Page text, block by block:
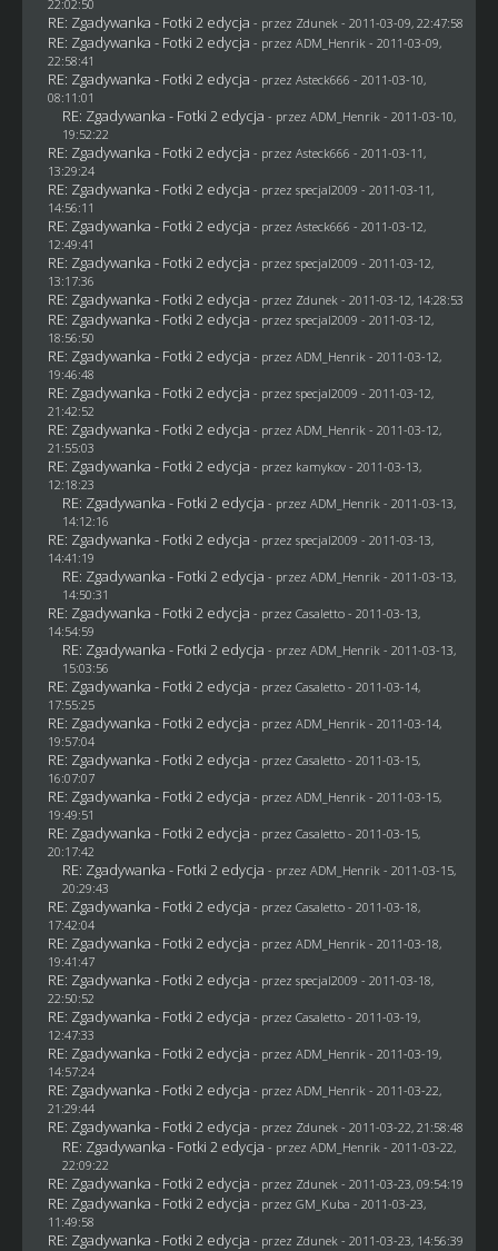
22:02:50
RE: Zgadywanka - Fotki 2 edycja - przez Zdunek - 2011-03-09, 22:47:58
RE: Zgadywanka - Fotki 2 edycja - przez ADM_Henrik - 2011-03-09,
22:58:41
RE: Zgadywanka - Fotki 2 edycja - przez Asteck666 - 2011-03-10,
08:11:01
RE: Zgadywanka - Fotki 2 edycja - przez ADM_Henrik - 2011-03-10,
19:52:22
RE: Zgadywanka - Fotki 2 edycja - przez Asteck666 - 2011-03-11,
13:29:24
RE: Zgadywanka - Fotki 2 edycja - przez specjal2009 - 2011-03-11,
14:56:11
RE: Zgadywanka - Fotki 2 edycja - przez Asteck666 - 2011-03-12,
12:49:41
RE: Zgadywanka - Fotki 2 edycja - przez specjal2009 - 2011-03-12,
13:17:36
RE: Zgadywanka - Fotki 2 edycja - przez Zdunek - 2011-03-12, 14:28:53
RE: Zgadywanka - Fotki 2 edycja - przez specjal2009 - 2011-03-12,
18:56:50
RE: Zgadywanka - Fotki 2 edycja - przez ADM_Henrik - 2011-03-12,
19:46:48
RE: Zgadywanka - Fotki 2 edycja - przez specjal2009 - 2011-03-12,
21:42:52
RE: Zgadywanka - Fotki 2 edycja - przez ADM_Henrik - 2011-03-12,
21:55:03
RE: Zgadywanka - Fotki 2 edycja - przez kamykov- 2011-03-13,
12:18:23
RE: Zgadywanka - Fotki 2 edycja - przez ADM_Henrik - 2011-03-13,
14:12:16
RE: Zgadywanka - Fotki 2 edycja - przez specjal2009 - 2011-03-13,
14:41:19
RE: Zgadywanka - Fotki 2 edycja - przez ADM_Henrik - 2011-03-13,
14:50:31
RE: Zgadywanka - Fotki 2 edycja - przez Casaletto- 2011-03-13,
14:54:59
RE: Zgadywanka - Fotki 2 edycja - przez ADM_Henrik - 2011-03-13,
15:03:56
RE: Zgadywanka - Fotki 2 edycja - przez Casaletto- 2011-03-14,
17:55:25
RE: Zgadywanka - Fotki 2 edycja - przez ADM_Henrik - 2011-03-14,
19:57:04
RE: Zgadywanka - Fotki 2 edycja - przez Casaletto- 2011-03-15,
16:07:07
RE: Zgadywanka - Fotki 2 edycja - przez ADM_Henrik - 2011-03-15,
19:49:51
RE: Zgadywanka - Fotki 2 edycja - przez Casaletto- 2011-03-15,
20:17:42
RE: Zgadywanka - Fotki 2 edycja - przez ADM_Henrik - 2011-03-15,
20:29:43
RE: Zgadywanka - Fotki 2 edycja - przez Casaletto- 2011-03-18,
17:42:04
RE: Zgadywanka - Fotki 2 edycja - przez ADM_Henrik - 2011-03-18,
19:41:47
RE: Zgadywanka - Fotki 2 edycja - przez specjal2009 - 2011-03-18,
22:50:52
RE: Zgadywanka - Fotki 2 edycja - przez Casaletto- 2011-03-19,
12:47:33
RE: Zgadywanka - Fotki 2 edycja - przez ADM_Henrik - 2011-03-19,
14:57:24
RE: Zgadywanka - Fotki 2 edycja - przez ADM_Henrik - 2011-03-22,
21:29:44
RE: Zgadywanka - Fotki 2 edycja - przez Zdunek - 2011-03-22, 21:58:48
RE: Zgadywanka - Fotki 2 edycja - przez ADM_Henrik - 2011-03-22,
22:09:22
RE: Zgadywanka - Fotki 2 edycja - przez Zdunek - 2011-03-23, 09:54:19
RE: Zgadywanka - Fotki 2 edycja - przez GM_Kuba - 2011-03-23,
11:49:58
RE: Zgadywanka - Fotki 2 edycja - przez Zdunek - 2011-03-23, 14:56:39